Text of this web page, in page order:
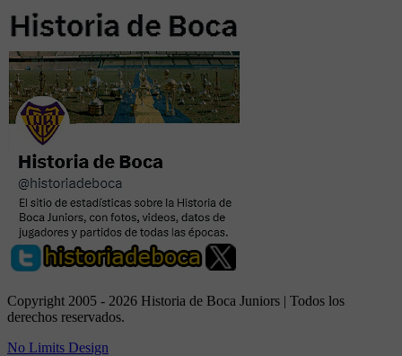
Copyright 2005 - 2026 Historia de Boca Juniors | Todos los
derechos reservados.
No Limits Design